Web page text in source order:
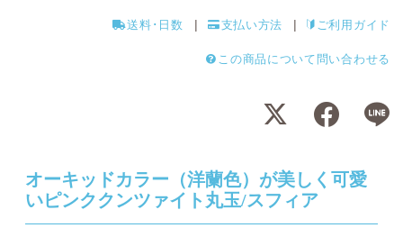
送料･日数 支払い方法 ご利用ガイド
この商品について問い合わせる
オーキッドカラー（洋蘭色）が美しく可愛
いピンククンツァイト丸玉/スフィア